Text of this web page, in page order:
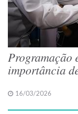
Programação
importância
16/03/2026